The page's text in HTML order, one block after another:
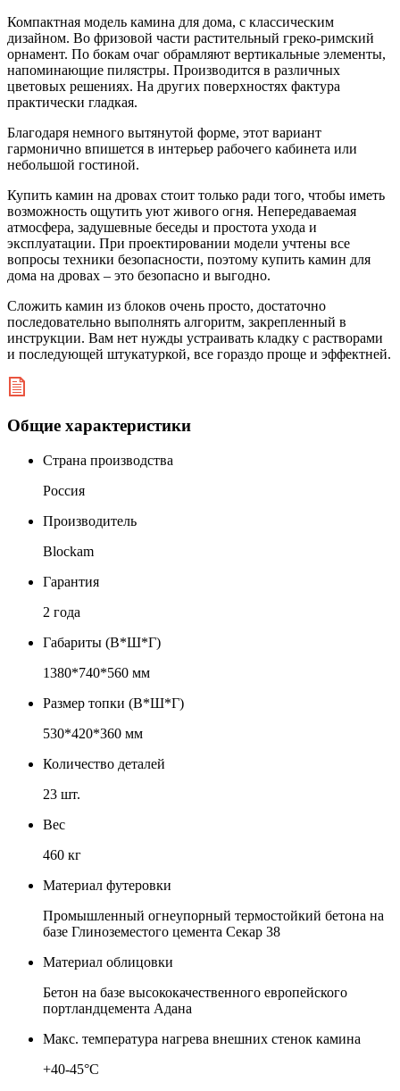
Компактная модель камина для дома, с классическим
дизайном. Во фризовой части растительный греко-римский
орнамент. По бокам очаг обрамляют вертикальные элементы,
напоминающие пилястры. Производится в различных
цветовых решениях. На других поверхностях фактура
практически гладкая.
Благодаря немного вытянутой форме, этот вариант
гармонично впишется в интерьер рабочего кабинета или
небольшой гостиной.
Купить камин на дровах стоит только ради того, чтобы иметь
возможность ощутить уют живого огня. Непередаваемая
атмосфера, задушевные беседы и простота ухода и
эксплуатации. При проектировании модели учтены все
вопросы техники безопасности, поэтому купить камин для
дома на дровах – это безопасно и выгодно.
Сложить камин из блоков очень просто, достаточно
последовательно выполнять алгоритм, закрепленный в
инструкции. Вам нет нужды устраивать кладку с растворами
и последующей штукатуркой, все гораздо проще и эффектней.
Общие характеристики
Страна производства
Россия
Производитель
Blockam
Гарантия
2 года
Габариты (В*Ш*Г)
1380*740*560 мм
Размер топки (В*Ш*Г)
530*420*360 мм
Количество деталей
23 шт.
Вес
460 кг
Материал футеровки
Промышленный огнеупорный термостойкий бетона на
базе Глиноземестого цемента Секар 38
Материал облицовки
Бетон на базе высококачественного европейского
портландцемента Адана
Макс. температура нагрева внешних стенок камина
+40-45°С